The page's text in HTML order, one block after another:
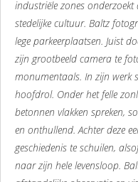
industriële zones
stedelijke cultuur. Baltz
lege parkeerplaatsen. Juist
zijn grootbeeld camera te
monumentaals. In zijn werk
hoofdrol. Onder het felle
betonnen vlakken spreken,
en onthullend. Achter deze
geschiedenis te schuilen,
naar zijn hele levensloop.